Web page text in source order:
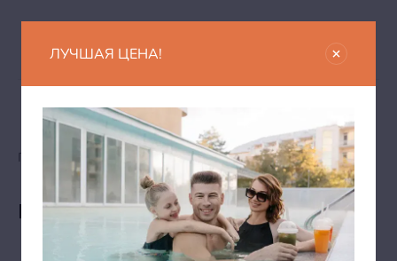
Главная Новый год в Витязево
Новый год в Витязево
ЛУЧШАЯ ЦЕНА!